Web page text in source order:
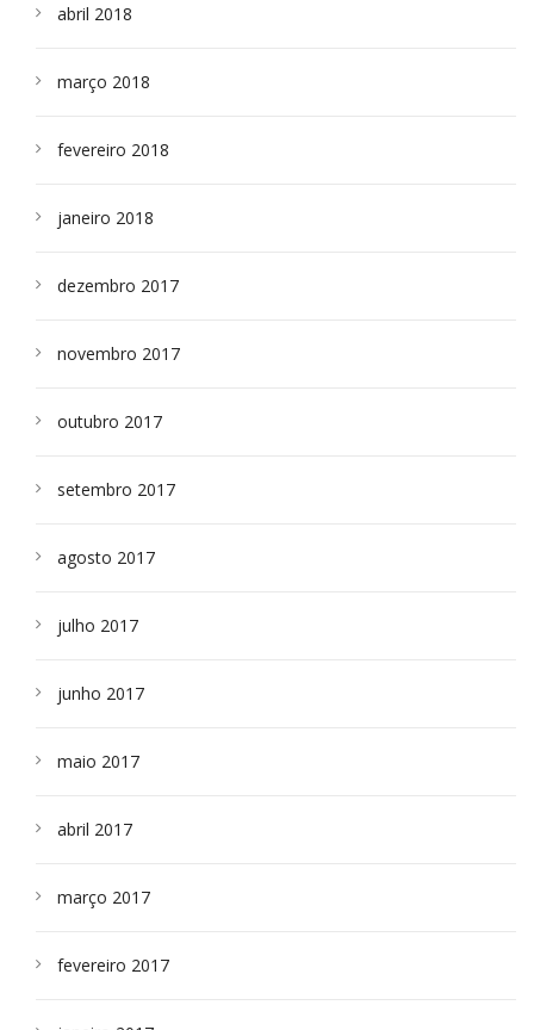
abril 2018
março 2018
fevereiro 2018
janeiro 2018
dezembro 2017
novembro 2017
outubro 2017
setembro 2017
agosto 2017
julho 2017
junho 2017
maio 2017
abril 2017
março 2017
fevereiro 2017